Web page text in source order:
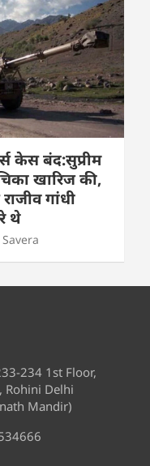
केस बंद:सुप्रीम
खारिज की,
गांधी
थे
234 1st Floor,
Rohini Delhi
Mandir)